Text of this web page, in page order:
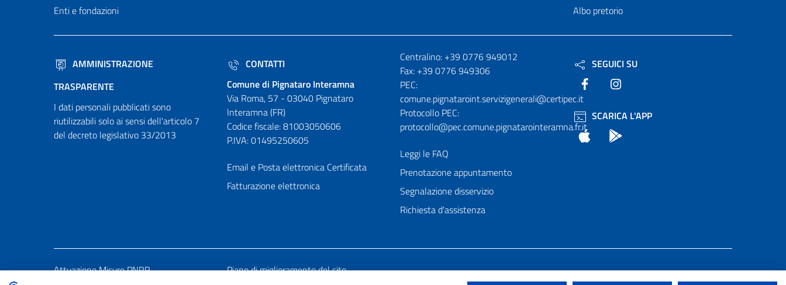
Enti e fondazioni
Albo pretorio
AMMINISTRAZIONE
TRASPARENTE
I dati personali pubblicati sono
riutilizzabili solo ai sensi dell'articolo 7
del decreto legislativo 33/2013
CONTATTI
Comune di Pignataro Interamna
Via Roma, 57 - 03040 Pignataro
Interamna (FR)
Codice fiscale: 81003050606
P.IVA: 01495250605
Email e Posta elettronica Certificata
Fatturazione elettronica
Numeri utili
Centralino: +39 0776 949012
Fax: +39 0776 949306
PEC:
comune.pignataroint.servizigenerali@certipec.it
Protocollo PEC:
protocollo@pec.comune.pignatarointeramna.fr.it
Leggi le FAQ
Prenotazione appuntamento
Segnalazione disservizio
Richiesta d'assistenza
SEGUICI SU
Facebook
SCARICA L'APP
App Store
Attuazione Misure PNRR Piano di miglioramento del sito